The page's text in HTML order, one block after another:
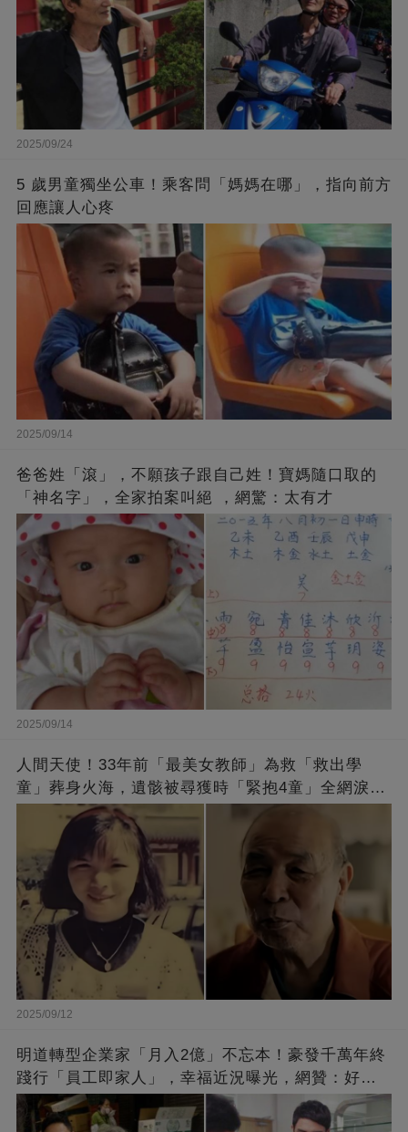
2025/09/24
5 歲男童獨坐公車！乘客問「媽媽在哪」，指向前方
回應讓人心疼
2025/09/14
爸爸姓「滾」，不願孩子跟自己姓！寶媽隨口取的
「神名字」，全家拍案叫絕 ，網驚：太有才
2025/09/14
人間天使！33年前「最美女教師」為救「救出學
童」葬身火海，遺骸被尋獲時「緊抱4童」全網淚
崩：真正的英雄不該被遺忘
2025/09/12
明道轉型企業家「月入2億」不忘本！豪發千萬年終
踐行「員工即家人」，幸福近況曝光，網贊：好老
闆的福報